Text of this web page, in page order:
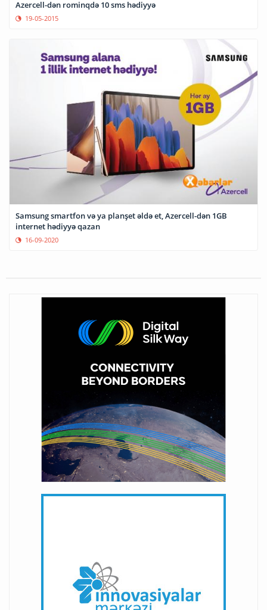
Azercell-dən rominqdə 10 sms hədiyyə
19-05-2015
Samsung smartfon və ya planşet əldə et, Azercell-dən 1GB
internet hədiyyə qazan
16-09-2020